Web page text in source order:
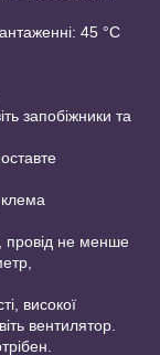
45 °C
запобіжники та
провід не менше
високої
вентилятор.